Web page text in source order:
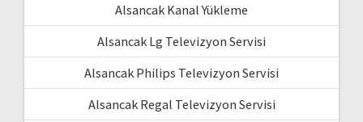
Alsancak Kanal Yükleme
Alsancak Lg Televizyon Servisi
Alsancak Philips Televizyon Servisi
Alsancak Regal Televizyon Servisi